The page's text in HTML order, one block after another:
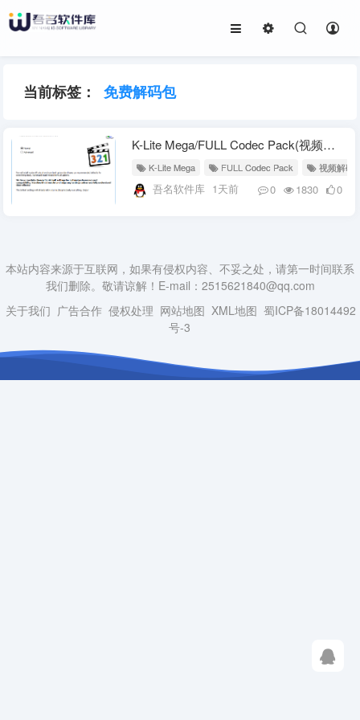
当前标签： 免费解码包
K-Lite Mega/FULL Codec Pack(视频解码器) v19.8.7 Beta
K-Lite Mega FULL Codec Pack 视频解码
吾名软件库 1天前 0 1830 0
本站内容来源于互联网，如果有侵权内容、不妥之处，请第一时间联系
我们删除。敬请谅解！E-mail：2515621840@qq.com
关于我们 广告合作 侵权处理 网站地图 XML地图 蜀ICP备18014492
号-3